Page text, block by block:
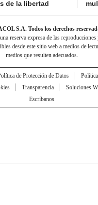
de la libertad
S.A. Todos los derechos
reserva expresa de las reproducciones
desde este sitio web a medios de
medios que resulten adecuados.
de Protección de Datos
Transparencia Soluciones W
Escríbanos